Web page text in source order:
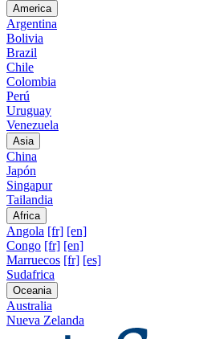
America
Argentina
Bolivia
Brazil
Chile
Colombia
Perú
Uruguay
Venezuela
Asia
China
Japón
Singapur
Tailandia
Africa
Angola [fr] [en]
Congo [fr] [en]
Marruecos [fr] [es]
Sudafrica
Oceania
Australia
Nueva Zelanda